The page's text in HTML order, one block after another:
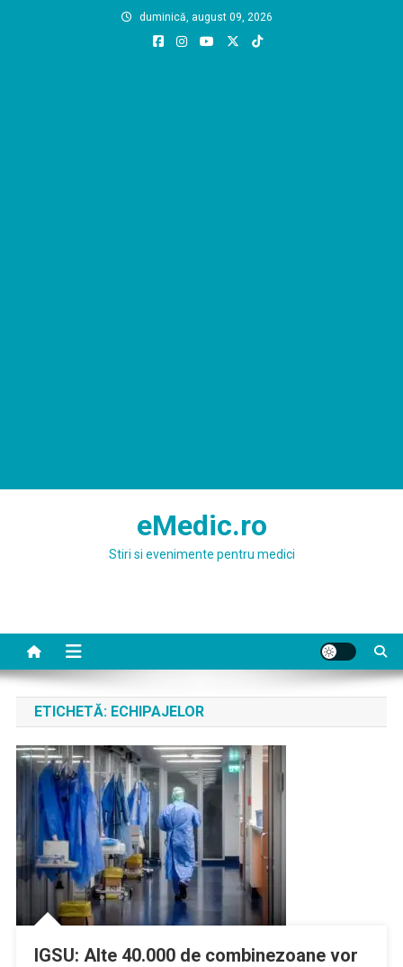
duminică, august 09, 2026
eMedic.ro
Stiri si evenimente pentru medici
ETICHETĂ: ECHIPAJELOR
IGSU: Alte 40.000 de combinezoane vor